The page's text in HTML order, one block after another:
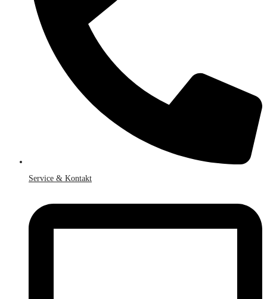
Service & Kontakt